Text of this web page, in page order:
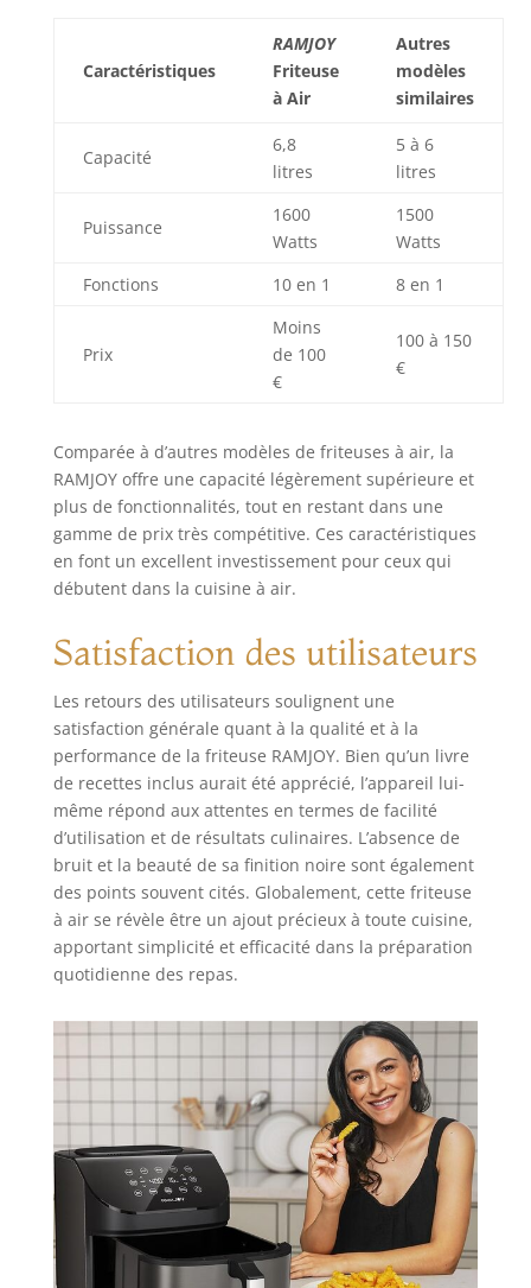
Caractéristiques
RAMJOY
Friteuse
à Air
Autres
modèles
similaires
Capacité
6,8
litres
5 à 6
litres
Puissance
1600
Watts
1500
Watts
Fonctions
10 en 1 8 en 1
Prix
Moins
de 100
€
100 à 150
€
Comparée à d’autres modèles de friteuses à air, la
RAMJOY offre une capacité légèrement supérieure et
plus de fonctionnalités, tout en restant dans une
gamme de prix très compétitive. Ces caractéristiques
en font un excellent investissement pour ceux qui
débutent dans la cuisine à air.
Satisfaction des utilisateurs
Les retours des utilisateurs soulignent une
satisfaction générale quant à la qualité et à la
performance de la friteuse RAMJOY. Bien qu’un livre
de recettes inclus aurait été apprécié, l’appareil lui-
même répond aux attentes en termes de facilité
d’utilisation et de résultats culinaires. L’absence de
bruit et la beauté de sa finition noire sont également
des points souvent cités. Globalement, cette friteuse
à air se révèle être un ajout précieux à toute cuisine,
apportant simplicité et efficacité dans la préparation
quotidienne des repas.